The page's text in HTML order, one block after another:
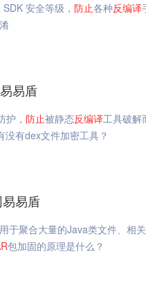
安全等级， 防止各种反编译
易盾
护， 防止被静态反编译工具破解
有dex文件加密工具？
易盾
于聚合大量的Java类文件、相
包加固的原理是什么？